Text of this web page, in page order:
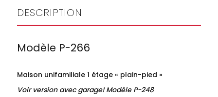
DESCRIPTION
Modèle P-266
Maison unifamiliale 1 étage « plain-pied »
Voir version avec garage! Modèle P-248